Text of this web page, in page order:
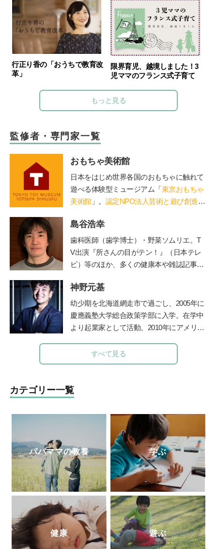
行正り香の「おうちで教育改
革」
限界育児、越境しました！3
児ママのフランス式子育て
もっと見る
監修者・専門家一覧
おもちゃ美術館
日本をはじめ世界各国のおもちゃに触れて
遊べる体験型ミュージアム「東京おもちゃ
美術館」。 認定NPO法人芸術と遊び創造協
子で木のぬくもりに触れる場を提供。長門
や鳥海山木など全国に姉妹館が。おもちゃ
を通して日本の木の良さを伝える「木育
（もくいく）」を広めている。
島谷浩幸
歯科医師（歯学博士）・野菜ソムリエ。T
V出演『所さんの目がテン！』（日本テレ
ビ）等のほか、多くの健康本や雑誌記事・
由流里舎農園
認。Twitterも更新中。
神野元基
幼少期を北海道網走市で過ごし、2005年に
慶應義塾大学総合政策学部に入学。在学中
より起業家として活動。2010年にアメリカ
道に進む。子どもたちに「未来を生き抜く
力」を身につけて欲しいと、2012年東京の
より人工知能型教材「
はじめ、全国の学校や学習塾で利用されて
いる。人工知能型教材の開発の他、「未来
教育」も提供している。
すべて見る
カテゴリー一覧
パパママの教養 学ぶ
健康 遊ぶ